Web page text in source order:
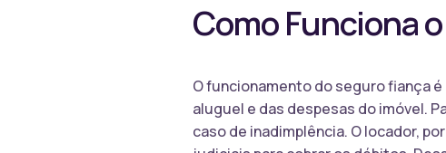
Como Funciona
O funcionamento do seguro fiança
aluguel e das despesas do imóvel.
caso de inadimplência. O locador,